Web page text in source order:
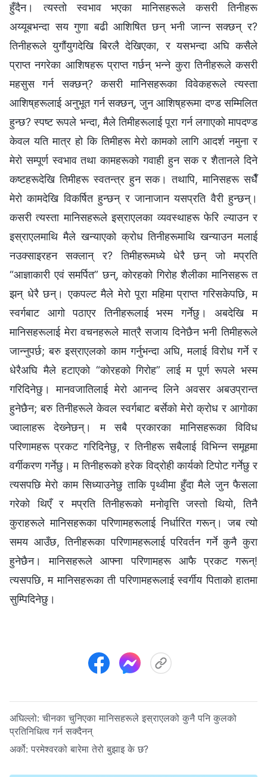
हुँदैन। त्यस्तो स्वभाव भएका मानिसहरूले कसरी तिनीहरू
अय्यूबभन्दा सय गुणा बढी आशिषित छन् भनी जान्‍न सक्छन् र?
तिनीहरूले युगौंयुगदेखि बिरलै देखिएका, र यसभन्दा अघि कसैले
प्राप्त नगरेका आशिषहरू प्राप्त गर्छन् भन्‍ने कुरा तिनीहरूले कसरी
महसुस गर्न सक्छन्? कसरी मानिसहरूका विवेकहरूले त्यस्ता
आशिष्‌हरूलाई अनुभूत गर्न सक्छन्, जुन आशिष्‌हरूमा दण्ड सम्मिलित
हुन्छ? स्पष्ट रूपले भन्दा, मैले तिमीहरूलाई पूरा गर्न लगाएको मापदण्ड
केवल यति मात्र हो कि तिमीहरू मेरो कामको लागि आदर्श नमुना र
मेरो सम्पूर्ण स्वभाव तथा कामहरूको गवाही हुन सक र शैतानले दिने
कष्टहरूदेखि तिमीहरू स्वतन्त्र हुन सक। तथापि, मानिसहरू सधैँ
मेरो कामदेखि विकर्षित हुन्छन् र जानाजान यसप्रति वैरी हुन्छन्।
कसरी त्यस्ता मानिसहरूले इस्राएलका व्यवस्थाहरू फेरि ल्याउन र
इस्राएलमाथि मैले खन्याएको क्रोध तिनीहरूमाथि खन्याउन मलाई
नउक्साइरहन सक्लान् र? तिमीहरूमध्ये धेरै छन् जो मप्रति
“आज्ञाकारी एवं समर्पित” छन्, कोरहको गिरोह शैलीका मानिसहरू त
झन् धेरै छन्। एकपल्ट मैले मेरो पूरा महिमा प्राप्त गरिसकेपछि, म
स्वर्गबाट आगो पठाएर तिनीहरूलाई भस्म गर्नेछु। अबदेखि म
मानिसहरूलाई मेरा वचनहरूले मात्रै सजाय दिनेछैन भनी तिमीहरूले
जान्‍नुपर्छ; बरु इस्राएलको काम गर्नुभन्दा अघि, मलाई विरोध गर्ने र
धेरैअघि मैले हटाएको “कोरहको गिरोह” लाई म पूर्ण रूपले भस्म
गरिदिनेछु। मानवजातिलाई मेरो आनन्द लिने अवसर अबउप्रान्त
हुनेछैन; बरु तिनीहरूले केवल स्वर्गबाट बर्सेको मेरो क्रोध र आगोका
ज्वालाहरू देख्‍नेछन्। म सबै प्रकारका मानिसहरूका विविध
परिणामहरू प्रकट गरिदिनेछु, र तिनीहरू सबैलाई विभिन्‍न समूहमा
वर्गीकरण गर्नेछु। म तिनीहरूको हरेक विद्रोही कार्यको टिपोट गर्नेछु र
त्यसपछि मेरो काम सिध्याउनेछु ताकि पृथ्वीमा हुँदा मैले जुन फैसला
गरेको थिएँ र मप्रति तिनीहरूको मनोवृत्ति जस्तो थियो, तिनै
कुराहरूले मानिसहरूका परिणामहरूलाई निर्धारित गरून्। जब त्यो
समय आउँछ, तिनीहरूका परिणामहरूलाई परिवर्तन गर्ने कुनै कुरा
हुनेछैन। मानिसहरूले आफ्ना परिणामहरू आफै प्रकट गरून्!
त्यसपछि, म मानिसहरूका ती परिणामहरूलाई स्वर्गीय पिताको हातमा
सुम्पिदिनेछु।
अघिल्लो: चीनका चुनिएका मानिसहरूले इस्राएलको कुनै पनि कुलको
प्रतिनिधित्व गर्न सक्दैनन्
अर्को: परमेश्‍वरको बारेमा तेरो बुझाइ के छ?